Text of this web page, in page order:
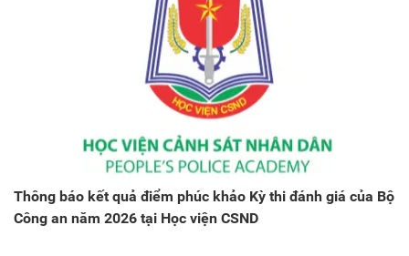
Thông báo kết quả điểm phúc khảo Kỳ thi đánh giá của Bộ
Công an năm 2026 tại Học viện CSND